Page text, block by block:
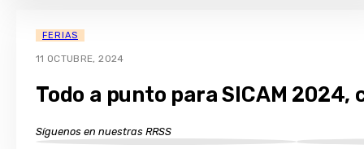
FERIAS
11 OCTUBRE, 2024
Todo a punto para SICAM
Síguenos en nuestras RRSS